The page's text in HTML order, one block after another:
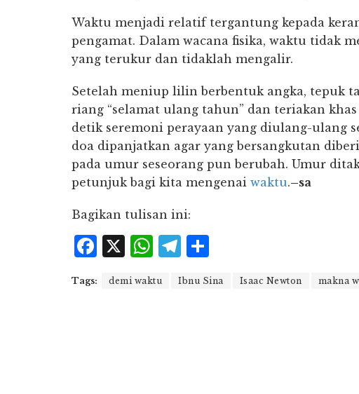
Waktu menjadi relatif tergantung kepada
pengamat. Dalam wacana fisika, waktu tidak
yang terukur dan tidaklah mengalir.
Setelah meniup lilin berbentuk angka, tepuk
riang “selamat ulang tahun” dan teriakan
detik seremoni perayaan yang diulang-ulang
doa dipanjatkan agar yang bersangkutan
pada umur seseorang pun berubah. Umur
petunjuk bagi kita mengenai waktu.–sa
Bagikan tulisan ini:
F
c
X W
at
T
el
e
h
a
Tags: demi waktu Ibnu Sina Isaac Newton makna